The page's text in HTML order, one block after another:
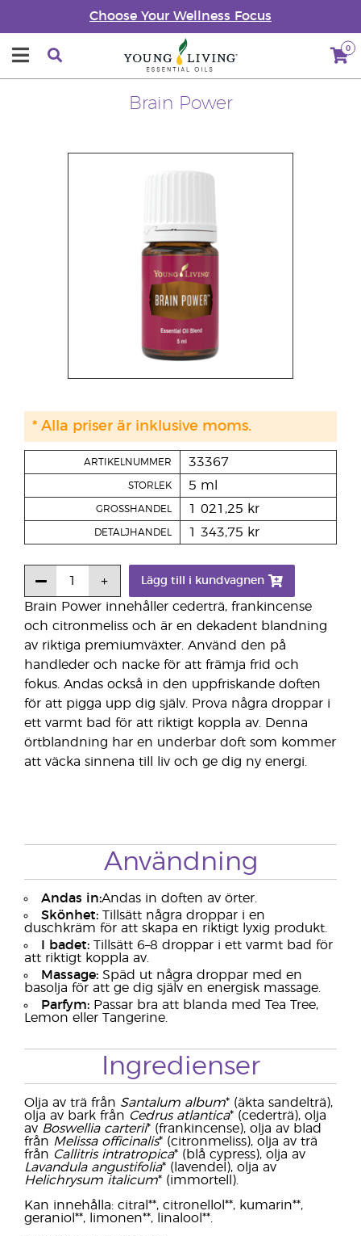
Choose Your Wellness Focus
0
Brain Power
Brain Power innehåller cederträ, frankincense
och citronmeliss och är en dekadent blandning
av riktiga premiumväxter. Använd den på
handleder och nacke för att främja frid och
fokus. Andas också in den uppfriskande doften
för att pigga upp dig själv. Prova några droppar i
ett varmt bad för att riktigt koppla av. Denna
örtblandning har en underbar doft som kommer
att väcka sinnena till liv och ge dig ny energi.
ARTIKELNUMMER 33367
STORLEK 5 ml
GROSSHANDEL 1 021,25 kr
DETALJHANDEL 1 343,75 kr
Lägg till i kundvagnen
* Alla priser är inklusive moms.
Användning
Andas in:Andas in doften av örter.
Skönhet: Tillsätt några droppar i en
duschkräm för att skapa en riktigt lyxig produkt.
I badet: Tillsätt 6–8 droppar i ett varmt bad för
att riktigt koppla av.
Massage: Späd ut några droppar med en
basolja för att ge dig själv en energisk massage.
Parfym: Passar bra att blanda med Tea Tree,
Lemon eller Tangerine.
Ingredienser
Olja av trä från Santalum album* (äkta sandelträ),
olja av bark från Cedrus atlantica* (cederträ), olja
av Boswellia carterii* (frankincense), olja av blad
från Melissa officinalis* (citronmeliss), olja av trä
från Callitris intratropica* (blå cypress), olja av
Lavandula angustifolia* (lavendel), olja av
Helichrysum italicum* (immortell).
Kan innehålla: citral**, citronellol**, kumarin**,
geraniol**, limonen**, linalool**.